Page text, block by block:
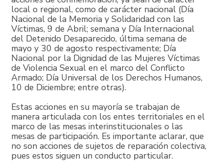
local o regional, como de carácter nacional (Día
Nacional de la Memoria y Solidaridad con las
Víctimas, 9 de Abril; semana y Día Internacional
del Detenido Desaparecido, última semana de
mayo y 30 de agosto respectivamente; Día
Nacional por la Dignidad de las Mujeres Víctimas
de Violencia Sexual en el marco del Conflicto
Armado; Día Universal de los Derechos Humanos,
10 de Diciembre; entre otras).
Estas acciones en su mayoría se trabajan de
manera articulada con los entes territoriales en el
marco de las mesas interinstitucionales o las
mesas de participación. Es importante aclarar, que
no son acciones de sujetos de reparación colectiva,
pues estos siguen un conducto particular.